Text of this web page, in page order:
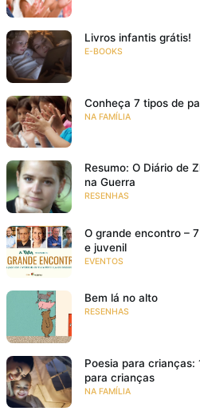
Livros infantis grátis!
E-BOOKS
Conheça 7 tipos de
NA FAMÍLIA
Resumo: O Diário de
na Guerra
RESENHAS
O grande encontro –
e juvenil
EVENTOS
Bem lá no alto
RESENHAS
Poesia para
para crianças
NA FAMÍLIA